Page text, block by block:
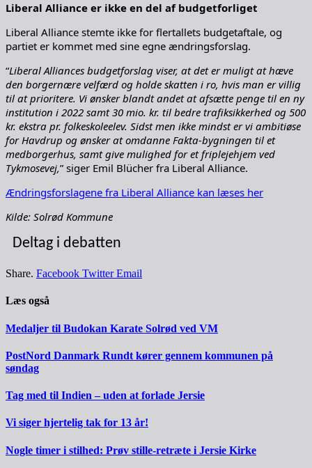
Liberal Alliance er ikke en del af budgetforliget
Liberal Alliance stemte ikke for flertallets budgetaftale, og
partiet er kommet med sine egne ændringsforslag.
“Liberal Alliances budgetforslag viser, at det er muligt at hæve
den borgernære velfærd og holde skatten i ro, hvis man er villig
til at prioritere. Vi ønsker blandt andet at afsætte penge til en ny
institution i 2022 samt 30 mio. kr. til bedre trafiksikkerhed og 500
kr. ekstra pr. folkeskoleelev. Sidst men ikke mindst er vi ambitiøse
for Havdrup og ønsker at omdanne Fakta-bygningen til et
medborgerhus, samt give mulighed for et friplejehjem ved
Tykmosevej,” siger Emil Blücher fra Liberal Alliance.
Ændringsforslagene fra Liberal Alliance kan læses her
Kilde: Solrød Kommune
Deltag i debatten
Share. Facebook Twitter Email
Læs også
Medaljer til Budokan Karate Solrød ved VM
PostNord Danmark Rundt kører gennem kommunen på
søndag
Tag med til Indien – uden at forlade Jersie
Vi siger hjertelig tak for 13 år!
Nogle timer i stilhed: Prøv stille-retræte i Jersie Kirke